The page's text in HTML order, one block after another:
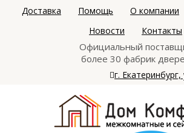
Доставка Помощь О компании
Новости
Контакты
Официальный
более 30 фабрик
г.